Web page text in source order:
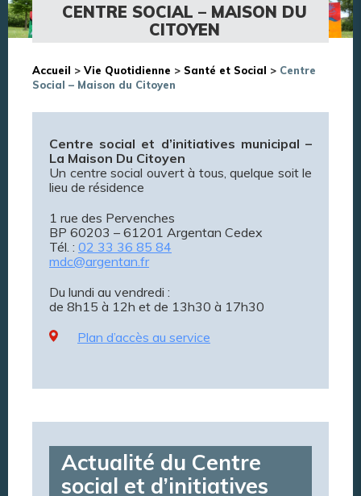
CENTRE SOCIAL – MAISON DU
CITOYEN
Accueil > Vie Quotidienne > Santé et Social > Centre
Social – Maison du Citoyen
Centre social et d’initiatives municipal –
La Maison Du Citoyen
Un centre social ouvert à tous, quelque soit le
lieu de résidence
1 rue des Pervenches
BP 60203 – 61201 Argentan Cedex
Tél. : 02 33 36 85 84
mdc@argentan.fr
Du lundi au vendredi :
de 8h15 à 12h et de 13h30 à 17h30
Plan d’accès au service
Actualité du Centre
social et d’initiatives